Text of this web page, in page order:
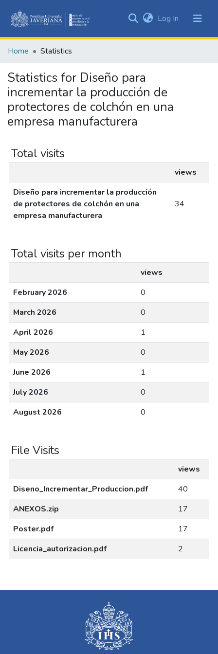
&
All of DSpace
Log In (current)
Home Statistics
Statistics for Diseño para
incrementar la producción de
protectores de colchón en una
empresa manufacturera
Total visits
views
Diseño para incrementar la producción
de protectores de colchón en una
empresa manufacturera
34
Total visits per month
views
February 2026
0
March 2026
0
April 2026
1
May 2026
0
June 2026
1
July 2026
0
August 2026
0
File Visits
views
Diseno_Incrementar_Produccion.pdf
40
ANEXOS.zip
17
Poster.pdf
17
Licencia_autorizacion.pdf
2